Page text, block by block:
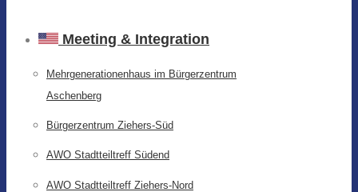
Meeting & Integration
Mehrgenerationenhaus im Bürgerzentrum
Aschenberg
Bürgerzentrum Ziehers-Süd
AWO Stadtteiltreff Südend
AWO Stadtteiltreff Ziehers-Nord